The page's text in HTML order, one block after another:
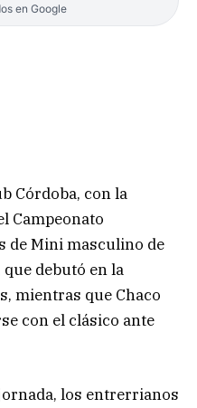
en Google
Córdoba, con la
Campeonato
de Mini masculino de
debutó en la
mientras que Chaco
con el clásico ante
los entrerrianos